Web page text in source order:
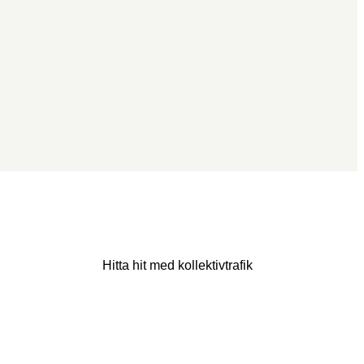
Hitta hit med kollektivtrafik